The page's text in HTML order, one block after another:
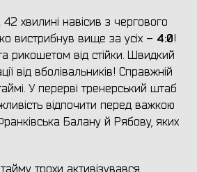
хвилині навісив з чергового
вистрибнув вище за усіх – 4:0!
рикошетом від стійки. Швидкий
від вболівальників! Справжній
У перерві тренерський штаб
відпочити перед важкою
Балану й Рябову, яких